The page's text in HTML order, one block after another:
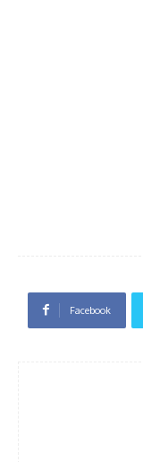
Facebook